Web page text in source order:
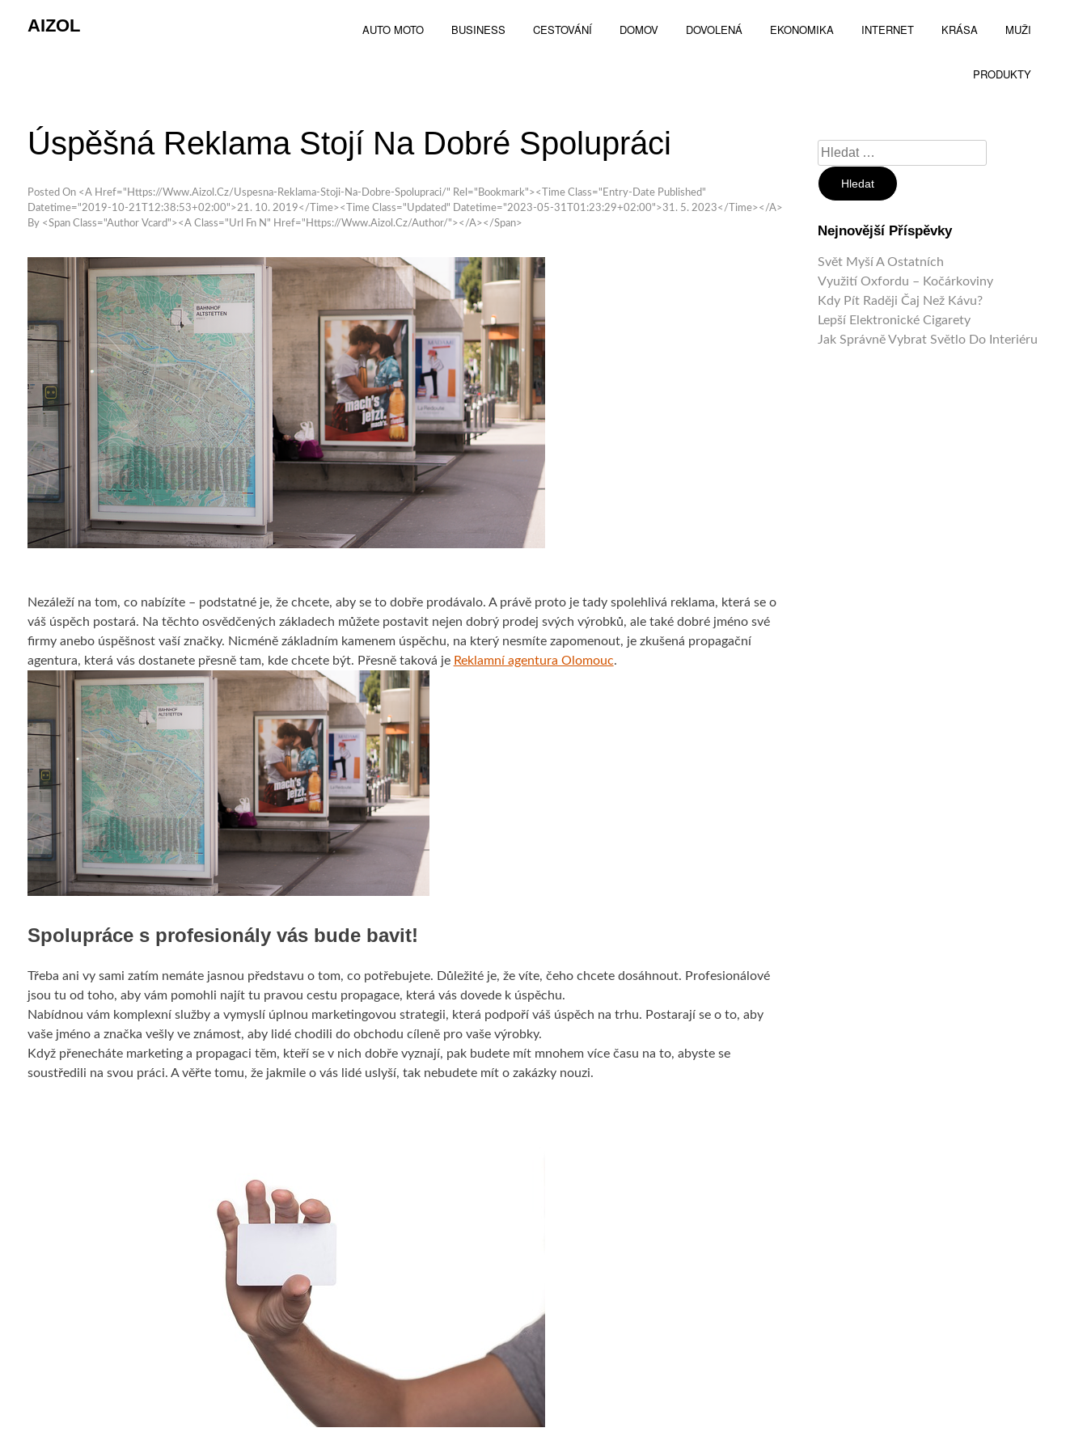
AIZOL AUTO MOTO BUSINESS CESTOVÁNÍ DOMOV DOVOLENÁ EKONOMIKA INTERNET KRÁSA MUŽI
PRODUKTY
Úspěšná Reklama Stojí Na Dobré Spolupráci
Posted On <a Href="https://www.aizol.cz/uspesna-Reklama-Stoji-Na-Dobre-Spolupraci/" Rel="bookmark"><time Class="entry-Date Published"
Datetime="2019-10-21T12:38:53+02:00">21. 10. 2019</time><time Class="updated" Datetime="2023-05-31T01:23:29+02:00">31. 5. 2023</time></a>
By <span Class="author Vcard"><a Class="url Fn N" Href="https://www.aizol.cz/author/"></a></span>
Nezáleží na tom, co nabízíte – podstatné je, že chcete, aby se to dobře prodávalo. A právě proto je tady spolehlivá reklama, která se o
váš úspěch postará. Na těchto osvědčených základech můžete postavit nejen dobrý prodej svých výrobků, ale také dobré jméno své
firmy anebo úspěšnost vaší značky. Nicméně základním kamenem úspěchu, na který nesmíte zapomenout, je zkušená propagační
agentura, která vás dostanete přesně tam, kde chcete být. Přesně taková je Reklamní agentura Olomouc.
Spolupráce s profesionály vás bude bavit!
Třeba ani vy sami zatím nemáte jasnou představu o tom, co potřebujete. Důležité je, že víte, čeho chcete dosáhnout. Profesionálové
jsou tu od toho, aby vám pomohli najít tu pravou cestu propagace, která vás dovede k úspěchu.
Nabídnou vám komplexní služby a vymyslí úplnou marketingovou strategii, která podpoří váš úspěch na trhu. Postarají se o to, aby
vaše jméno a značka vešly ve známost, aby lidé chodili do obchodu cíleně pro vaše výrobky.
Když přenecháte marketing a propagaci těm, kteří se v nich dobře vyznají, pak budete mít mnohem více času na to, abyste se
soustředili na svou práci. A věřte tomu, že jakmile o vás lidé uslyší, tak nebudete mít o zakázky nouzi.
Vyhledávání
Nejnovější Příspěvky
Svět Myší A Ostatních
Využití Oxfordu – Kočárkoviny
Kdy Pít Raději Čaj Než Kávu?
Lepší Elektronické Cigarety
Jak Správně Vybrat Světlo Do Interiéru